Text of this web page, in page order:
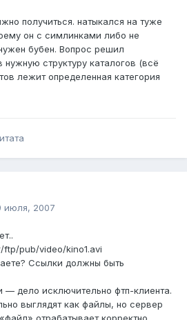
получиться. натыкался на туже
он с симлинками либо не
бубен. Вопрос решил
структуру каталогов (всё
лежит определенная категория
июля, 2007
pub/video/kino1.avi
Ссылки должны быть
— дело исключительно фтп-клиента.
выглядят как файлы, но сервер